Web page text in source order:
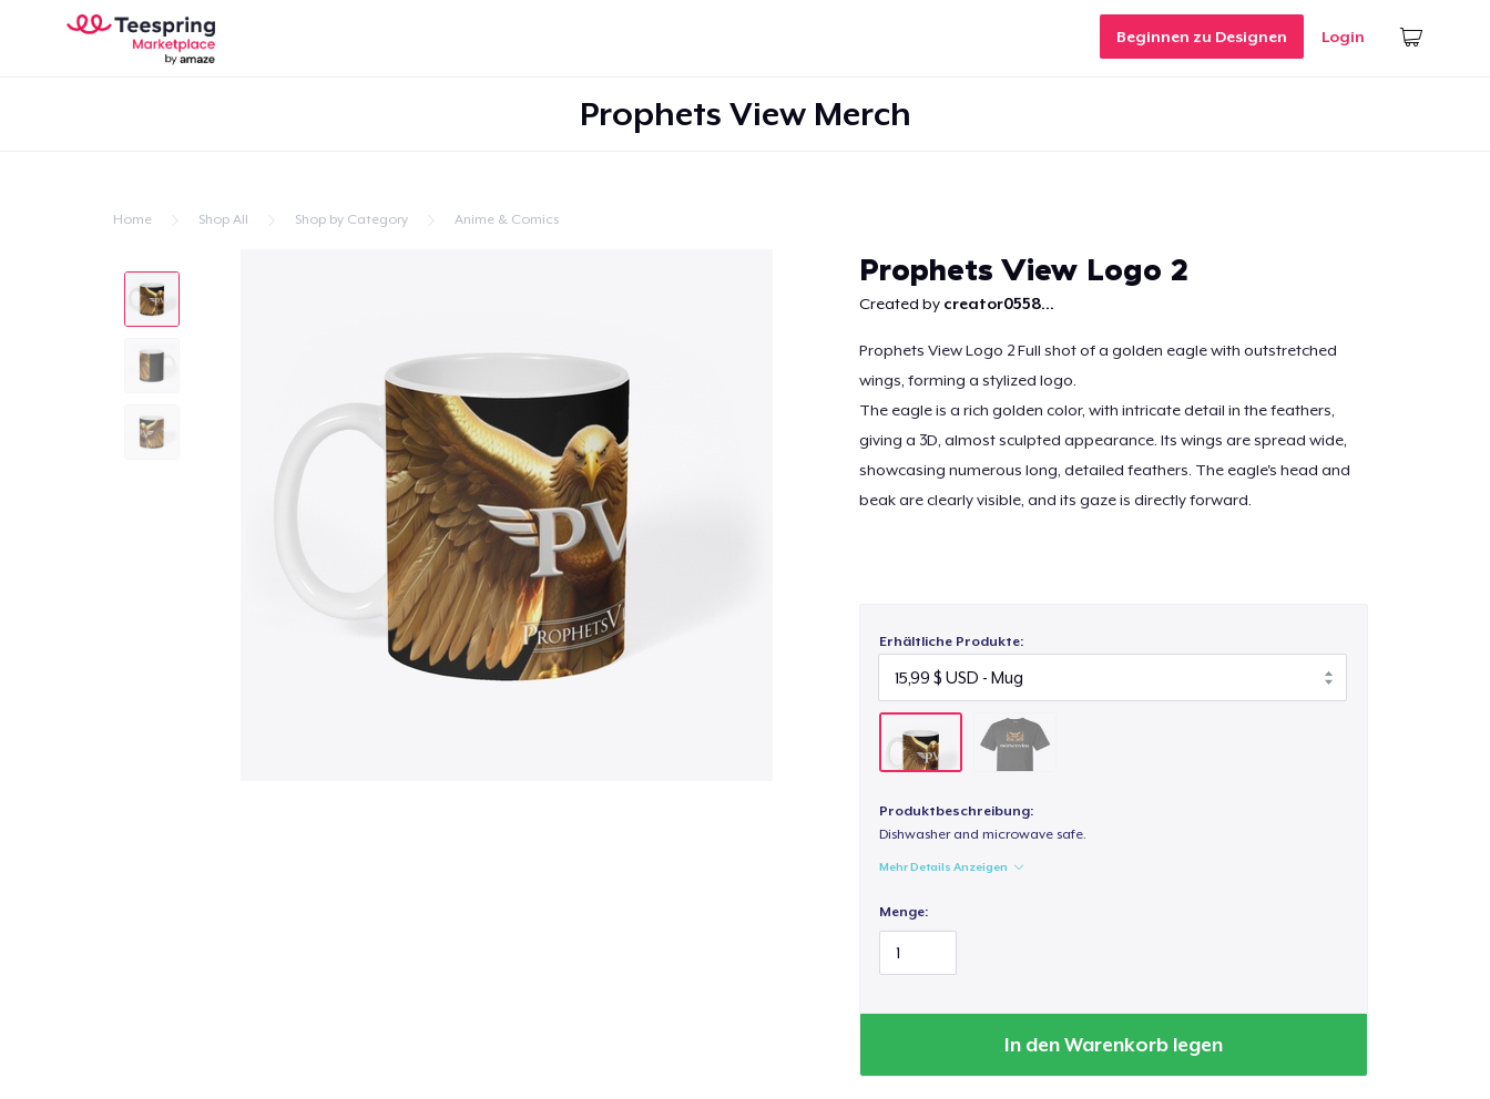
Beginnen zu Designen Login
Prophets View Merch
Home Shop All Shop by Category Anime & Comics
Prophets View Logo 2
Created by creator0558...
Prophets View Logo 2 Full shot of a golden eagle with outstretched
wings, forming a stylized logo.
The eagle is a rich golden color, with intricate detail in the feathers,
giving a 3D, almost sculpted appearance. Its wings are spread wide,
showcasing numerous long, detailed feathers. The eagle's head and
beak are clearly visible, and its gaze is directly forward.
Erhältliche Produkte:
Produktbeschreibung:
Dishwasher and microwave safe.
Mehr Details Anzeigen
Menge:
In den Warenkorb legen